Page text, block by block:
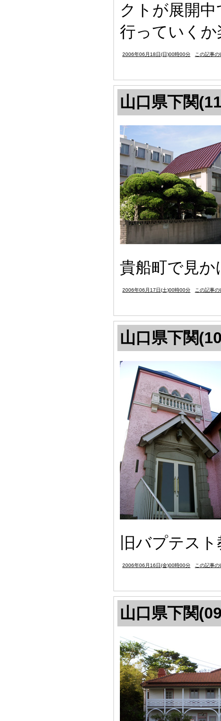
クトが展開
行っていく
2006年06月18日(日)00時00分 この記事の
山口県下関
貴船町で見か
2006年06月17日(土)00時00分 この記事の
山口県下関
旧バプテス
2006年06月16日(金)00時00分 この記事の
山口県下関